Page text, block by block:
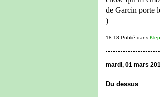
de Garcin porte
)
18:18 Publié dans
mardi, 01 mars
Du dessus